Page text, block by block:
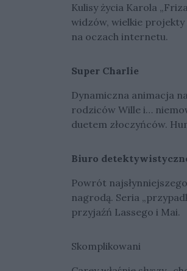
Kulisy życia Karola
widzów, wielkie projekty
na oczach internetu.
Super Charlie
Dynamiczna animacja
rodziców Wille i…
duetem złoczyńców.
Biuro
Powrót
nagrodą. Seria
przyjaźń Lassego i Mai.
Skomplikowani